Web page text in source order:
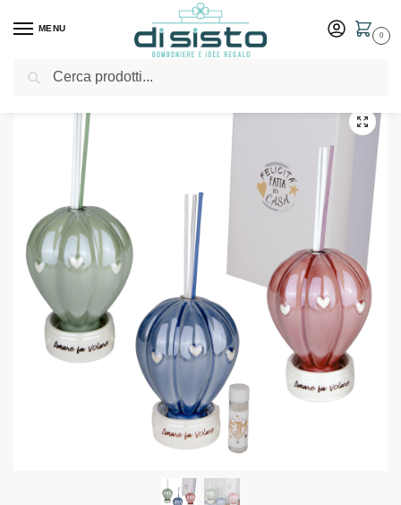
MENU
0
Home Shop Bomboniere